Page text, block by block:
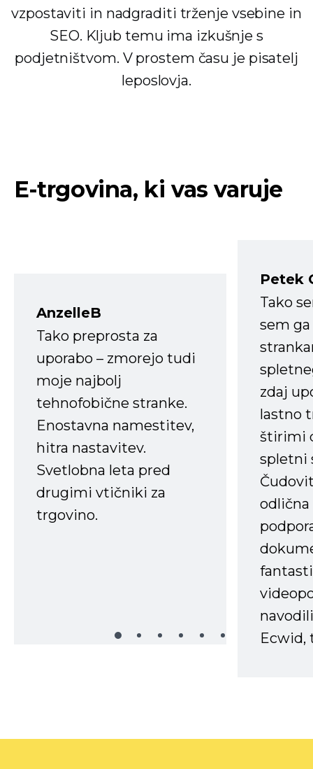
vzpostaviti in nadgraditi trženje vsebine in
SEO. Kljub temu ima izkušnje s
podjetništvom. V prostem času je pisatelj
leposlovja.
E-trgovina, ki vas varuje
AnzelleB
Tako preprosta za
uporabo – zmorejo tudi
moje najbolj
tehnofobične stranke.
Enostavna namestitev,
hitra nastavitev.
Svetlobna leta pred
drugimi vtičniki za
trgovino.
Petek
Tako
sem
zdaj
lastno
štirimi
spletni
Ecwid,